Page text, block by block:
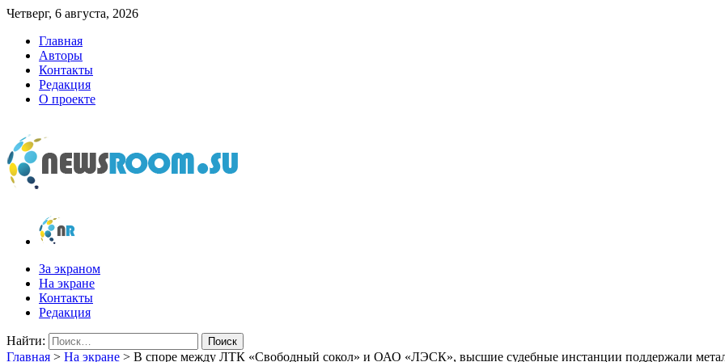
Четверг, 6 августа, 2026
Главная
Авторы
Контакты
Редакция
О проекте
newsroom.su
Новости о новостях
За экраном
На экране
Контакты
Редакция
Найти:
Главная > На экране > В споре между ЛТК «Свободный сокол» и ОАО «ЛЭСК», высшие судебные инстанции поддержали